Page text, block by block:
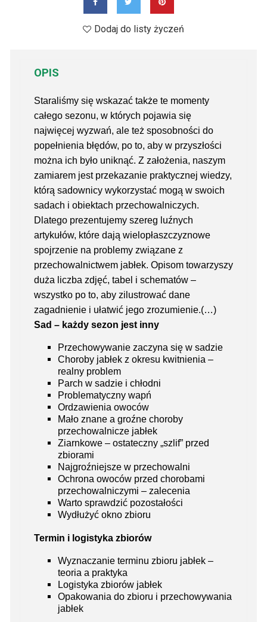
Dodaj do listy życzeń
OPIS
Staraliśmy się wskazać także te momenty
całego sezonu, w których pojawia się
najwięcej wyzwań, ale też sposobności do
popełnienia błędów, po to, aby w przyszłości
można ich było uniknąć. Z założenia, naszym
zamiarem jest przekazanie praktycznej wiedzy,
którą sadownicy wykorzystać mogą w swoich
sadach i obiektach przechowalniczych.
Dlatego prezentujemy szereg luźnych
artykułów, które dają wielopłaszczyznowe
spojrzenie na problemy związane z
przechowalnictwem jabłek. Opisom towarzyszy
duża liczba zdjęć, tabel i schematów –
wszystko po to, aby zilustrować dane
zagadnienie i ułatwić jego zrozumienie.(…)
Sad – każdy sezon jest inny
Przechowywanie zaczyna się w sadzie
Choroby jabłek z okresu kwitnienia –
realny problem
Parch w sadzie i chłodni
Problematyczny wapń
Ordzawienia owoców
Mało znane a groźne choroby
przechowalnicze jabłek
Ziarnkowe – ostateczny „szlif” przed
zbiorami
Najgroźniejsze w przechowalni
Ochrona owoców przed chorobami
przechowalniczymi – zalecenia
Warto sprawdzić pozostałości
Wydłużyć okno zbioru
Termin i logistyka zbiorów
Wyznaczanie terminu zbioru jabłek –
teoria a praktyka
Logistyka zbiorów jabłek
Opakowania do zbioru i przechowywania
jabłek